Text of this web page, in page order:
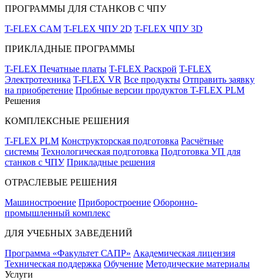
ПРОГРАММЫ ДЛЯ СТАНКОВ С ЧПУ
T-FLEX CAM T-FLEX ЧПУ 2D T-FLEX ЧПУ 3D
ПРИКЛАДНЫЕ ПРОГРАММЫ
T-FLEX Печатные платы T-FLEX Раскрой T-FLEX
Электротехника T-FLEX VR Все продукты Отправить заявку
на приобретение Пробные версии продуктов T-FLEX PLM
Решения
КОМПЛЕКСНЫЕ РЕШЕНИЯ
T-FLEX PLM Конструкторская подготовка Расчётные
системы Технологическая подготовка Подготовка УП для
станков с ЧПУ Прикладные решения
ОТРАСЛЕВЫЕ РЕШЕНИЯ
Машиностроение Приборостроение Оборонно-
промышленный комплекс
ДЛЯ УЧЕБНЫХ ЗАВЕДЕНИЙ
Программа «Факультет САПР» Академическая лицензия
Техническая поддержка Обучение Методические материалы
Услуги